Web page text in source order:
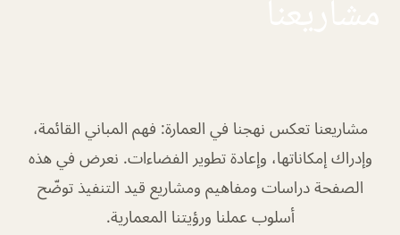
مشاريعنا تعكس نهجنا في العمارة: فهم المباني القائمة،
وإدراك إمكاناتها، وإعادة تطوير الفضاءات. نعرض في هذه
الصفحة دراسات ومفاهيم ومشاريع قيد التنفيذ توضّح
أسلوب عملنا ورؤيتنا المعمارية.